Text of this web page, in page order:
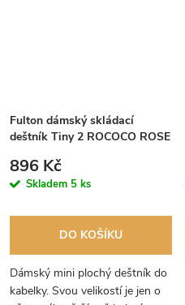
Fulton dámský skládací
deštník Tiny 2 ROCOCO ROSE
896 Kč
Skladem 5 ks
DO KOŠÍKU
Dámský mini plochý deštník do
kabelky. Svou velikostí je jen o